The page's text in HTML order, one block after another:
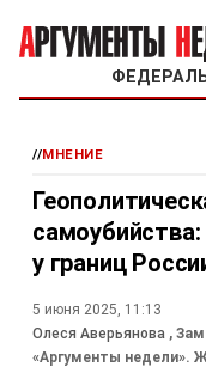
//МНЕНИЕ
у границ
5 июня 2025, 11:13
Олеся Аверьянова ,
«Аргументы недели».